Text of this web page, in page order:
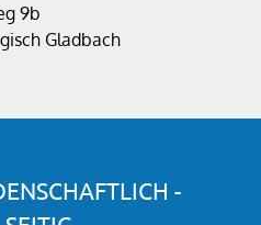
9b
Gladbach
-